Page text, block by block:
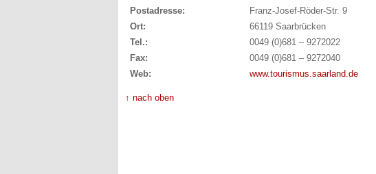
Postadresse:
Franz-Josef-Röder-Str. 9
Ort:
66119 Saarbrücken
Tel.:
0049 (0)681 – 9272022
Fax:
0049 (0)681 – 9272040
Web:
www.tourismus.saarland.de
↑ nach oben